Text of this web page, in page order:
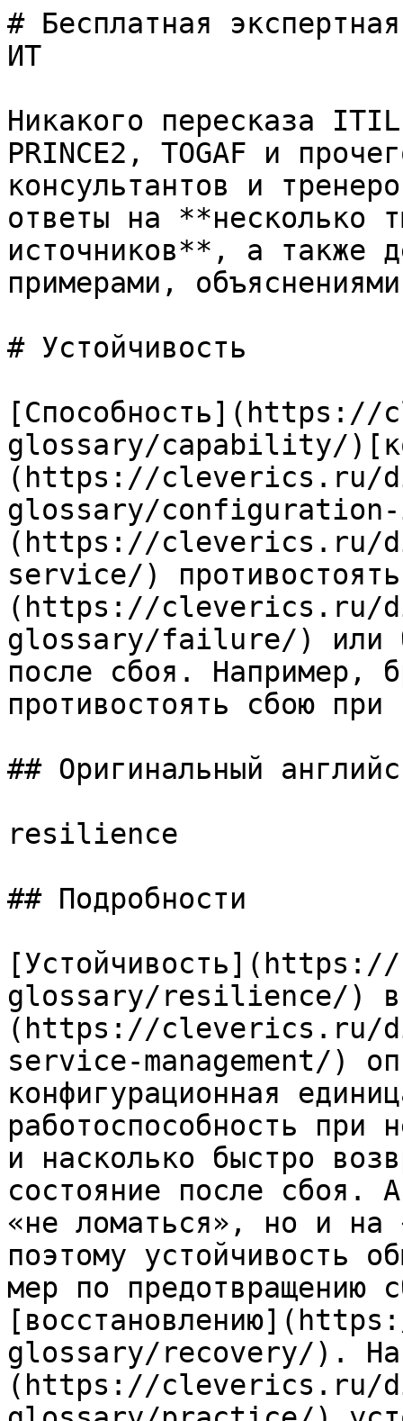
# Бесплатная
ИТ
Никакого пересказа
PRINCE2, TOGAF и
консультантов и
ответы на **несколько
источников**, а также
примерами,
# Устойчивость
glossary/capability/
(https://cleverics.ru/
glossary/
(https://cleverics.ru/
service/)
(https://cleverics.ru/
glossary/failure/) или
после сбоя. Например,
противостоять сбою
## Оригинальный
resilience
## Подробности
glossary/resilience/) в
(https://cleverics.ru/
service-management/)
конфигурационная
работоспособность при
и насколько быстро
состояние после сбоя.
«не ломаться», но и на
поэтому устойчивость
мер по предотвращению
glossary/recovery/). На
(https://cleverics.ru/